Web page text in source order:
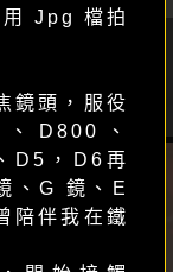
用 Jpg 檔拍
頭，服役
D800、
D5，D6再
、G 鏡、E
陪伴我在鐵